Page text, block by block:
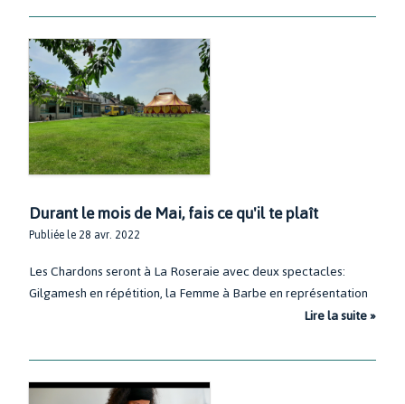
Durant le mois de Mai, fais ce qu'il te plaît
Publiée le 28 avr. 2022
Les Chardons seront àLa Roseraieavec deux spectacles:
Gilgameshen répétition,la Femme à Barbeen représentation
Lire la suite »